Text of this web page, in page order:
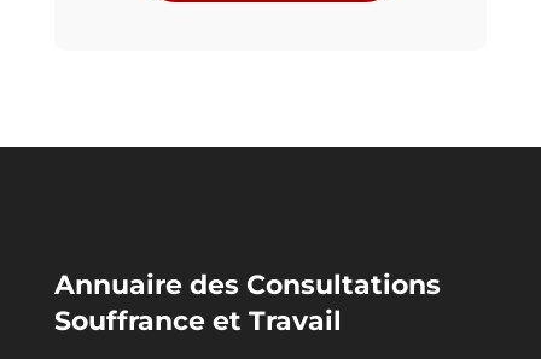
Annuaire des Consultations
Souffrance et Travail